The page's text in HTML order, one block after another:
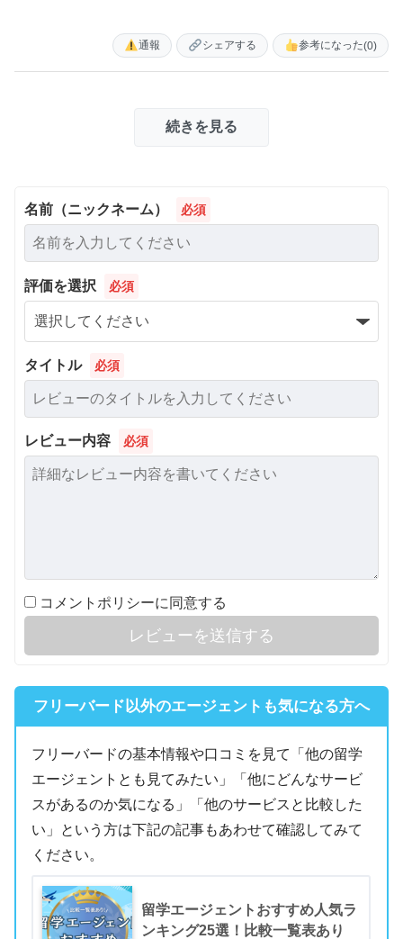
参考になった(0)
シェアする
通報
続きを見る
名前（ニックネーム） 必須
評価を選択 必須
タイトル 必須
レビュー内容 必須
コメントポリシーに同意する
レビューを送信する
フリーバード以外のエージェントも気になる方へ
フリーバードの基本情報や口コミを見て「他の留学
エージェントとも見てみたい」「他にどんなサービ
スがあるのか気になる」「他のサービスと比較した
い」という方は下記の記事もあわせて確認してみて
ください。
留学エージェントおすすめ人気ラ
ンキング25選！比較一覧表あり